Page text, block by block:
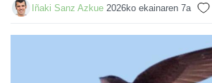
Iñaki Sanz Azkue 2026ko ekainaren 7a